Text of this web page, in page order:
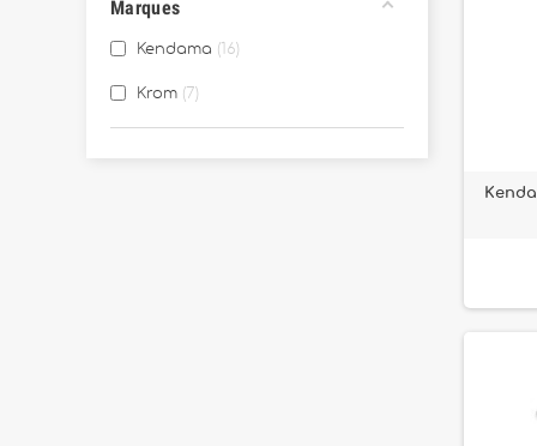
Marques
Kendama 16
Krom 7